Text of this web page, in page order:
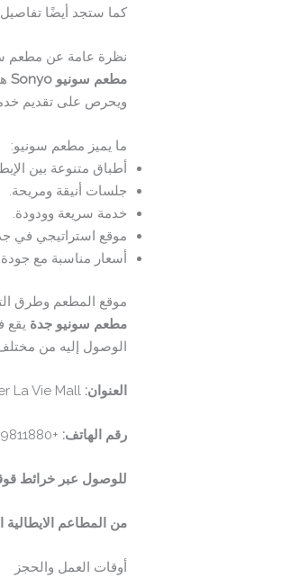
كما ستجد أيضًا
نظرة عامة عن مطعم
مطعم سونيو Sonyo
ويحرص على تقديم
ما يميز مطعم سونيو:
أطباق متنوعة بين
جلسات أنيقة ومريحة.
خدمة سريعة وودودة.
موقع استراتيجي في
أسعار مناسبة مع جودة
موقع المطعم وطرق
مطعم سونيو جدة يقع
الوصول إليه من مختلف
العنوان:
رقم الهاتف: +966539811880
للوصول عبر خرائط
من المطاعم الايطالية
أوقات العمل والحجز